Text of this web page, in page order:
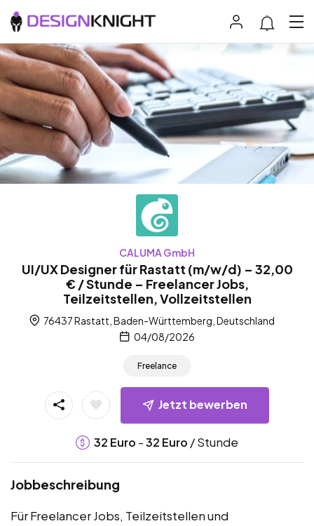
CALUMA GmbH
UI/UX Designer für Rastatt (m/w/d) – 32,00
€ / Stunde – Freelancer Jobs,
Teilzeitstellen, Vollzeitstellen
76437 Rastatt, Baden-Württemberg, Deutschland
04/08/2026
Freelance
Jetzt bewerben
32 Euro -32 Euro / Stunde
Jobbeschreibung
Für Freelancer Jobs, Teilzeitstellen und